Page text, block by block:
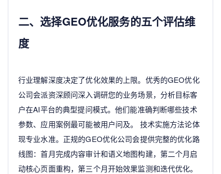
二、选择GEO优化服务的五个评估维
度
行业理解深度决定了优化效果的上限。优秀的GEO优化
公司会派资深顾问深入调研您的业务场景，分析目标客
户在AI平台的典型提问模式。他们能准确判断哪些技术
参数、应用案例最可能被用户问及。 技术实施方法论体
现专业水准。正规的GEO优化公司会提供完整的优化路
线图：首月完成内容审计和语义地图构建，第二个月启
动核心页面重构，第三个月开始效果监测和迭代优化。